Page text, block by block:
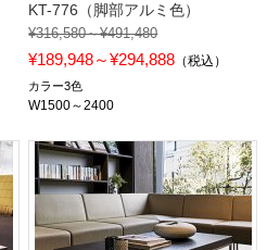
KT-776（脚部アルミ色）
¥316,580～¥491,480
¥189,948～¥294,888 （税込）
カラー3色
W1500～2400